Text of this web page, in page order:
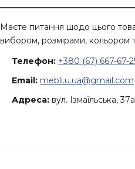
Маєте питання щодо цього
вибором, розмірами, кольором
Телефон: +380 (67) 667-67-
Email: mebli.u.ua@gmail.com
Адреса: вул. Ізмаїльська,